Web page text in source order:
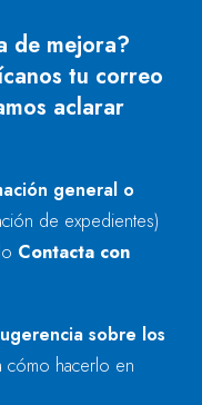
de mejora?
tu correo
aclarar
general o
de expedientes)
Contacta con
sobre los
cómo hacerlo en